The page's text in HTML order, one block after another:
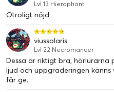
En brusreducerande AI-
tystar bakgrundsbrus och
ljudkommunikation med en
ComfortMax System
under många timmars
öronkåpor som kan
upphängningsband och
Lvl 13 Hierophant
Otroligt nöjd
viussolaris
Lvl 22 Necromancer
Dessa är riktigt bra, hörlurarna
ljud och uppgraderingen
får ge.